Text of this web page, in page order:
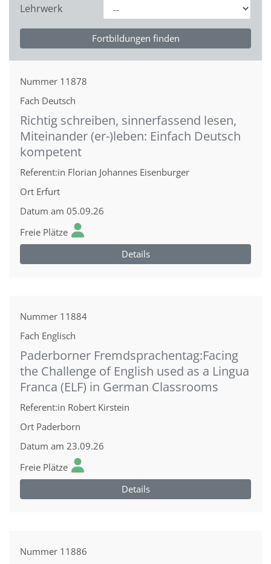
Lehrwerk
Nummer 11878
Fach Deutsch
Richtig schreiben, sinnerfassend lesen,
Miteinander (er-)leben: Einfach Deutsch
kompetent
Referent:in Florian Johannes Eisenburger
Ort Erfurt
Datum am 05.09.26
Freie Plätze
Details
Nummer 11884
Fach Englisch
Paderborner Fremdsprachentag:Facing
the Challenge of English used as a Lingua
Franca (ELF) in German Classrooms
Referent:in Robert Kirstein
Ort Paderborn
Datum am 23.09.26
Freie Plätze
Details
Nummer 11886